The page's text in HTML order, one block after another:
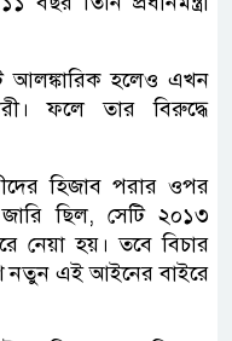
আলঙ্কারিক হলেও এখন
ফলে তার বিরুদ্ধে
হিজাব পরার ওপর
ছিল, সেটি ২০১৩
নেয়া হয়। তবে বিচার
নতুন এই আইনের বাইরে